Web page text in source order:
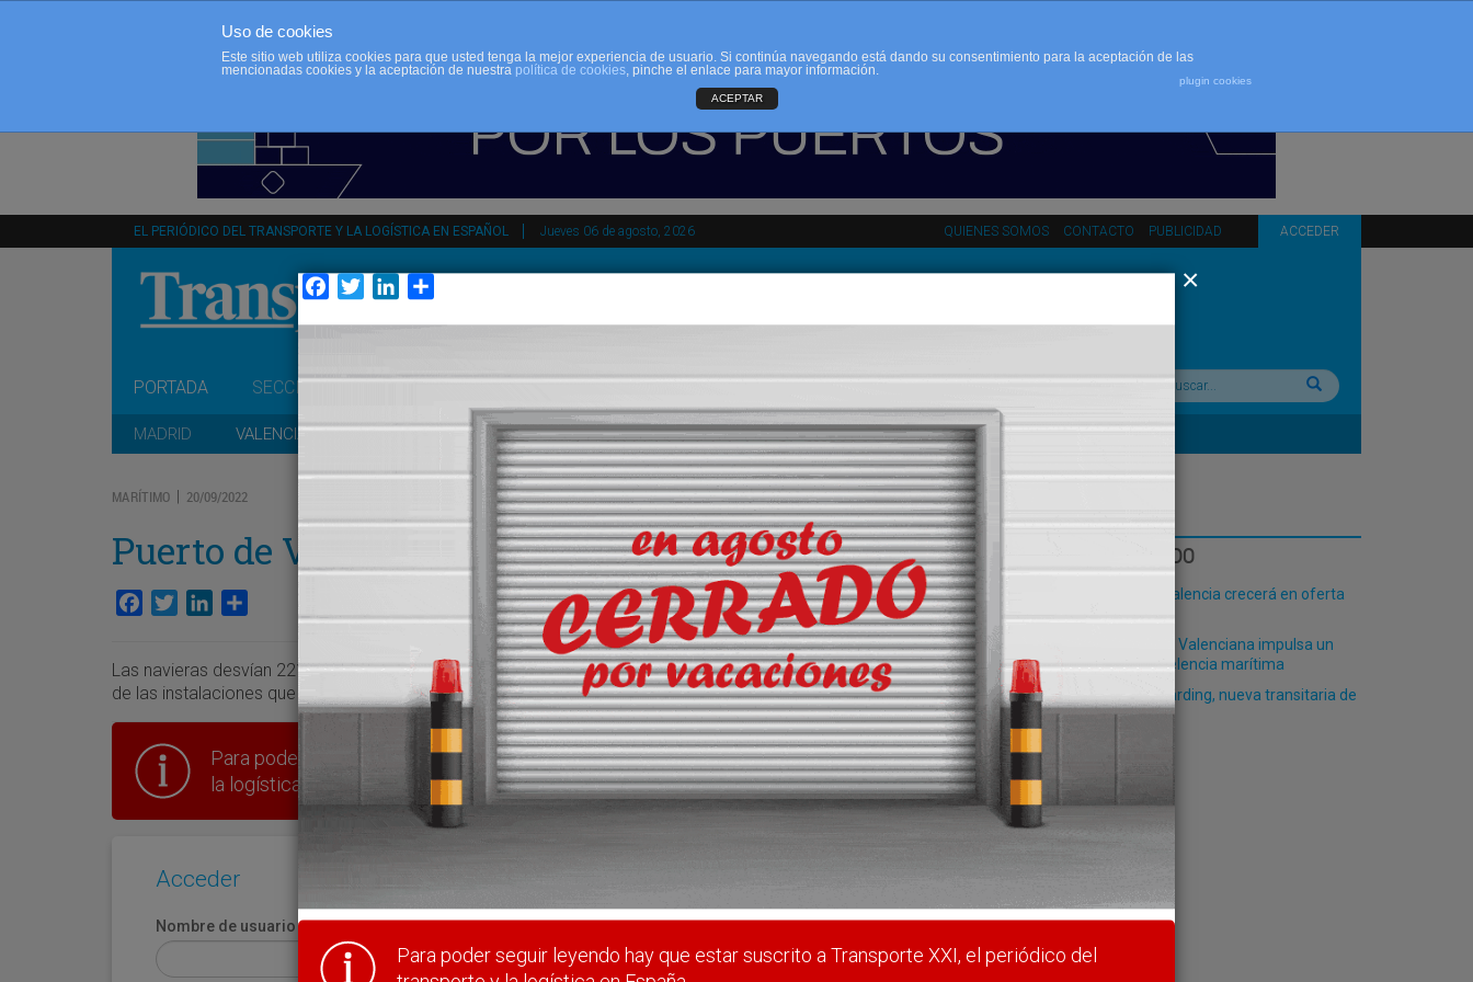
QUIENES SOMOS CONTACTO PUBLICIDAD ACCEDER
EL PERIÓDICO DEL TRANSPORTE Y LA LOGÍSTICA EN ESPAÑOL Jueves 06 de agosto, 2026
PORTADA SECCIONES Buscar:
MADRID VALENCIA CATALUÑA ANDALUCÍA PAÍS VASCO ESPAÑA INTERNACIONAL
MARÍTIMO 20/09/2022
Puerto de Valencia pierde negocio por ‘alta ocupación’
Facebook
TwitterLinkedIn
Las navieras desvían 221.791 contenedores llenos de tránsito a otras terminales del Mediterráneo por la congestión
de las instalaciones que están trabajando a más de un 80 por ciento de su capacidad.
Para poder seguir leyendo hay que estar suscrito a Transporte XXI, el periódico del transporte y
la logística en España.
Acceder
Nombre de usuario Nombre de usuario (elija un nombre)*
LO MÁS LEÍDO
El Puerto de Valencia crecerá en oferta
La Comunidad Valenciana impulsa un
centro de excelencia marítima
Phoenix Forwarding, nueva transitaria de
Grupo Alonso
Uso de cookies
Este sitio web utiliza cookies para que usted tenga la mejor experiencia de usuario. Si continúa navegando está dando su consentimiento para la aceptación de las
mencionadas cookies y la aceptación de nuestra política de cookies, pinche el enlace para mayor información.
plugin cookies
ACEPTAR
Facebook
TwitterLinkedIn
Para poder seguir leyendo hay que estar suscrito a Transporte XXI, el periódico del